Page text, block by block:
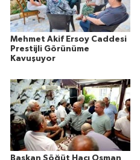
Mehmet Akif Ersoy Caddesi
Prestijli Görünüme
Kavuşuyor
Başkan Söğüt Hacı Osman